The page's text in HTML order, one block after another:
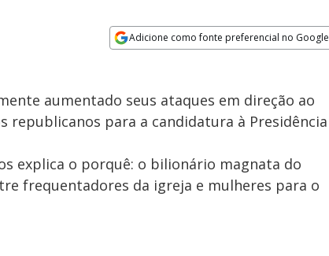
Adicione como fonte preferencial no Google
aumentado seus ataques em direção ao
republicanos para a candidatura à Presidência
explica o porquê: o bilionário magnata do
frequentadores da igreja e mulheres para o